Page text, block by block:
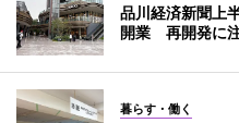
品川経済新聞上
開業 再開発に
暮らす・働く